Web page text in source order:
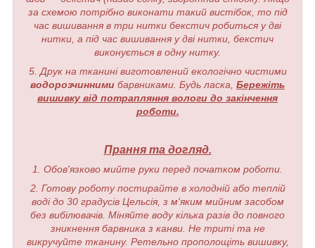
за схемою потрібно виконати такий вистібок, то під
час вишивання в три нитки бекстич робиться у дві
нитки, а під час вишивання у дві нитки, бекстич
виконується в одну нитку.
5. Друк на тканині виготовлений екологічно чистими
водорозчинними барвниками. Будь ласка, Бережіть
вишивку від потрапляння вологи до закінчення
роботи.
Прання та догляд.
1. Обов'язково мийте руки перед початком роботи.
2. Готову роботу постирайте в холодній або теплій
воді до 30 градусів Цельсія, з м'яким мийним засобом
без вибілювачів. Міняйте воду кілька разів до повного
зникнення барвника з канви. Не триті та не
викручуйте тканину. Ретельно прополощіть вишивку,